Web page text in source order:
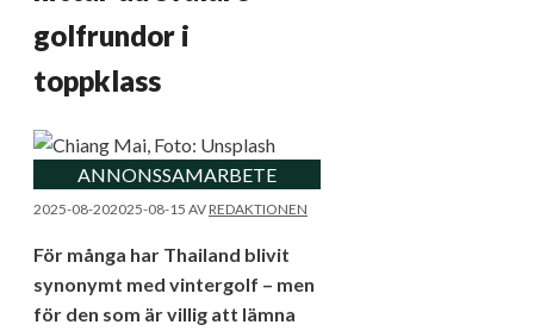
golfrundor i
toppklass
ANNONSSAMARBETE
2025-08-202025-08-15 AVREDAKTIONEN
För många har Thailand blivit
synonymt med vintergolf – men
för den som är villig att lämna